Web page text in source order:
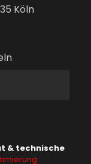
Köln
& technische